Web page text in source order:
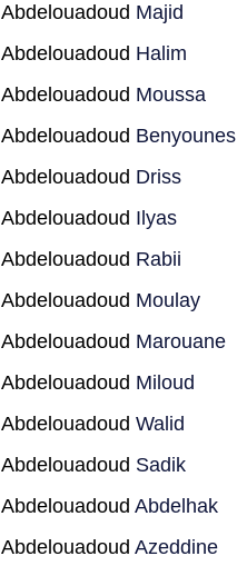
Abdelouadoud Majid
Abdelouadoud Halim
Abdelouadoud Moussa
Abdelouadoud Benyounes
Abdelouadoud Driss
Abdelouadoud Ilyas
Abdelouadoud Rabii
Abdelouadoud Moulay
Abdelouadoud Marouane
Abdelouadoud Miloud
Abdelouadoud Walid
Abdelouadoud Sadik
Abdelouadoud Abdelhak
Abdelouadoud Azeddine